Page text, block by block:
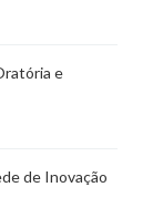
e
de Inovação